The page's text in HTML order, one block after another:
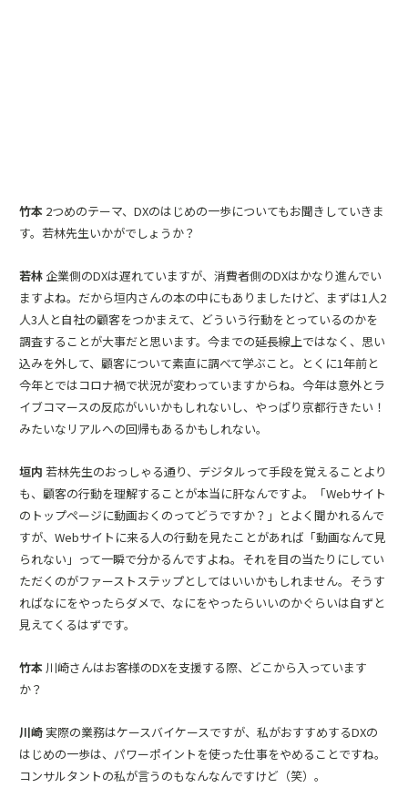
竹本 2つめのテーマ、DXのはじめの一歩についてもお聞きしていきま
す。若林先生いかがでしょうか？
若林 企業側のDXは遅れていますが、消費者側のDXはかなり進んでい
ますよね。だから垣内さんの本の中にもありましたけど、まずは1人2
人3人と自社の顧客をつかまえて、どういう行動をとっているのかを
調査することが大事だと思います。今までの延長線上ではなく、思い
込みを外して、顧客について素直に調べて学ぶこと。とくに1年前と
今年とではコロナ禍で状況が変わっていますからね。今年は意外とラ
イブコマースの反応がいいかもしれないし、やっぱり京都行きたい！
みたいなリアルへの回帰もあるかもしれない。
垣内 若林先生のおっしゃる通り、デジタルって手段を覚えることより
も、顧客の行動を理解することが本当に肝なんですよ。「Webサイト
のトップページに動画おくのってどうですか？」とよく聞かれるんで
すが、Webサイトに来る人の行動を見たことがあれば「動画なんて見
られない」って一瞬で分かるんですよね。それを目の当たりにしてい
ただくのがファーストステップとしてはいいかもしれません。そうす
ればなにをやったらダメで、なにをやったらいいのかぐらいは自ずと
見えてくるはずです。
竹本 川崎さんはお客様のDXを支援する際、どこから入っています
か？
川崎実際の業務はケースバイケースですが、私がおすすめするDXの
はじめの一歩は、パワーポイントを使った仕事をやめることですね。
コンサルタントの私が言うのもなんなんですけど（笑）。